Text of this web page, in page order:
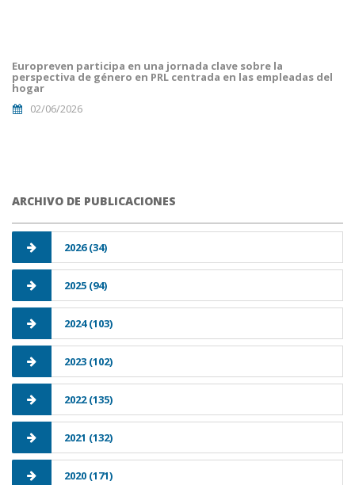
Europreven participa en una jornada clave sobre la
perspectiva de género en PRL centrada en las empleadas del
hogar
02/06/2026
ARCHIVO DE PUBLICACIONES
2026 (34)
2025 (94)
2024 (103)
2023 (102)
2022 (135)
2021 (132)
2020 (171)